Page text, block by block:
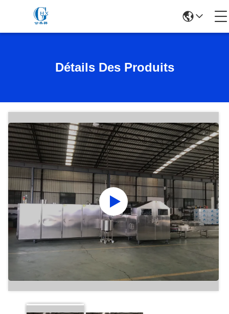
Détails Des Produits